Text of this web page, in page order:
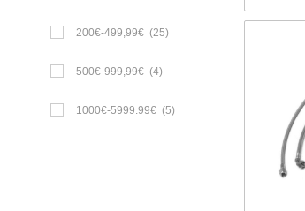
200€-499,99€ (25)
500€-999,99€ (4)
1000€-5999.99€ (5)